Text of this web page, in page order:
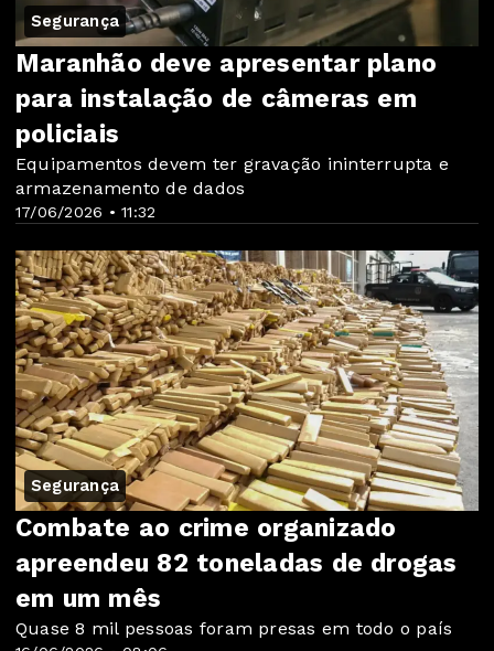
Segurança
17/06/2026 • 11:32
Maranhão deve apresentar plano
para instalação de câmeras em
policiais
Equipamentos devem ter gravação ininterrupta e
armazenamento de dados
Segurança
Combate ao crime organizado
apreendeu 82 toneladas de drogas
em um mês
Quase 8 mil pessoas foram presas em todo o país